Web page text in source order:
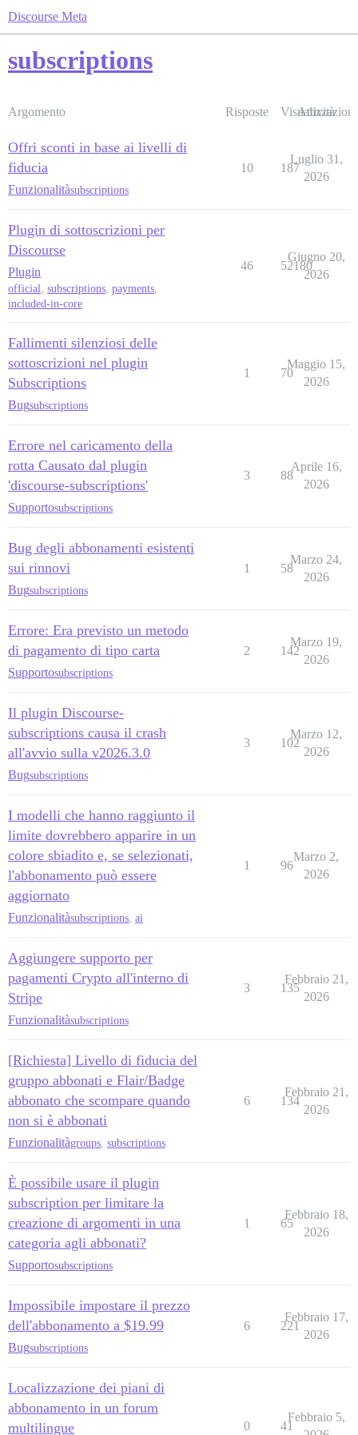
Discourse Meta
subscriptions
Argomento Risposte Visualizzazioni
Attività
Offri sconti in base ai livelli di
fiducia
Funzionalitàsubscriptions
10 187
Luglio 31,
2026
Plugin di sottoscrizioni per
Discourse
Plugin
official, subscriptions, payments,
included-in-core
46 52180
Giugno 20,
2026
Fallimenti silenziosi delle
sottoscrizioni nel plugin
Subscriptions
Bugsubscriptions
1 70
Maggio 15,
2026
Errore nel caricamento della
rotta Causato dal plugin
'discourse-subscriptions'
Supportosubscriptions
3 88
Aprile 16,
2026
Bug degli abbonamenti esistenti
sui rinnovi
Bugsubscriptions
1 58
Marzo 24,
2026
Errore: Era previsto un metodo
di pagamento di tipo carta
Supportosubscriptions
2 142
Marzo 19,
2026
Il plugin Discourse-
subscriptions causa il crash
all'avvio sulla v2026.3.0
Bugsubscriptions
3 102
Marzo 12,
2026
I modelli che hanno raggiunto il
limite dovrebbero apparire in un
colore sbiadito e, se selezionati,
l'abbonamento può essere
aggiornato
Funzionalitàsubscriptions ai
1 96
Marzo 2,
2026
Aggiungere supporto per
pagamenti Crypto all'interno di
Stripe
Funzionalitàsubscriptions
3 135
Febbraio 21,
2026
[Richiesta] Livello di fiducia del
gruppo abbonati e Flair/Badge
abbonato che scompare quando
non si è abbonati
Funzionalitàgroups subscriptions
6 134
Febbraio 21,
2026
È possibile usare il plugin
subscription per limitare la
creazione di argomenti in una
categoria agli abbonati?
Supportosubscriptions
1 65
Febbraio 18,
2026
Impossibile impostare il prezzo
dell'abbonamento a $19.99
Bugsubscriptions
6 221
Febbraio 17,
2026
Localizzazione dei piani di
abbonamento in un forum
multilingue
0 41
Febbraio 5,